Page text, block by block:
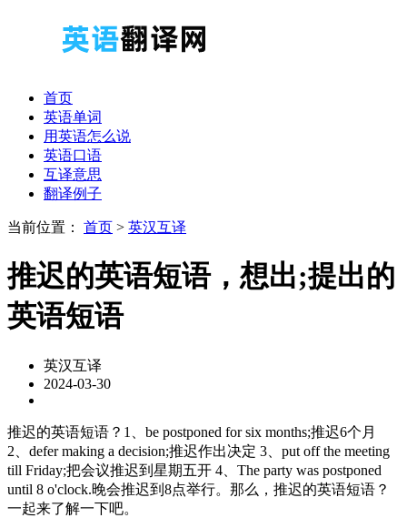
首页
英语单词
用英语怎么说
英语口语
互译意思
翻译例子
当前位置： 首页 > 英汉互译
推迟的英语短语，想出;提出的
英语短语
英汉互译
2024-03-30
推迟的英语短语？1、be postponed for six months;推迟6个月
2、defer making a decision;推迟作出决定 3、put off the meeting
till Friday;把会议推迟到星期五开 4、The party was postponed
until 8 o'clock.晚会推迟到8点举行。那么，推迟的英语短语？
一起来了解一下吧。